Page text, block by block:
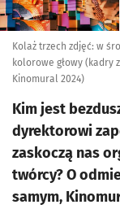
Kolaż trzech zdjęć: w
kolorowe głowy (kadry
Kinomural 2024)
Kim jest
dyrektorowi
zaskoczą nas
twórcy? O
samym,